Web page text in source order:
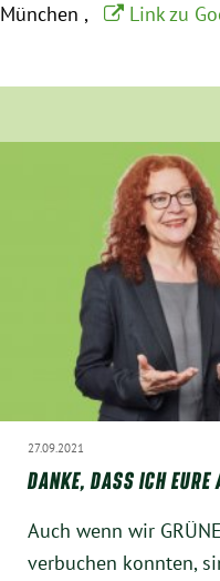
Termine
Twitter
Instagram
München
Link zu
27.09.2021
DANKE, DASS ICH EURE
Auch wenn wir
verbuchen konnten,